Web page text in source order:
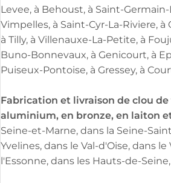
Levee, à Behoust, à Saint-
Vimpelles, à Saint-Cyr-La-Riviere, à
à Tilly, à Villenauxe-La-Petite, à
Buno-Bonnevaux, à Genicourt, à
Puiseux-Pontoise, à Gressey, à
Fabrication et livraison de clou
aluminium, en bronze, en laiton
Seine-et-Marne, dans la Seine-
Yvelines, dans le Val-d'Oise, dans
l'Essonne, dans les Hauts-de-